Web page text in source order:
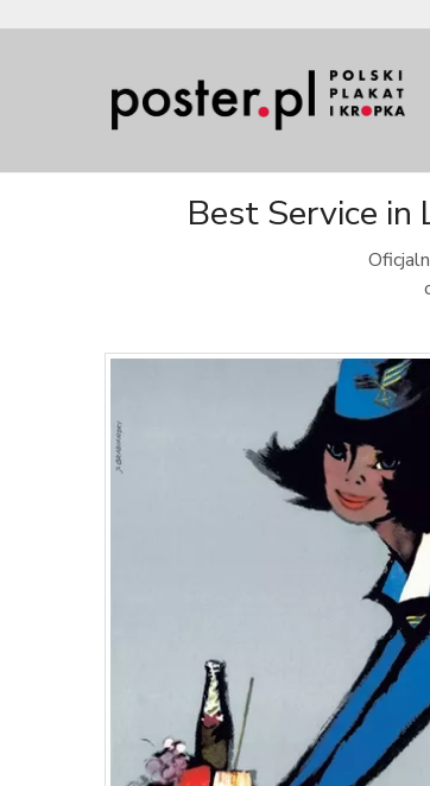
Best Service in